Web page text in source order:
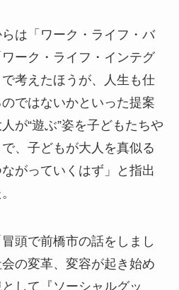
は「ワーク・ライフ・バ
ーク・ライフ・インテグ
考えたほうが、人生も仕
ではないかといった提案
が“遊ぶ”姿を子どもたちや
、子どもが大人を真似る
ながっていくはず」と指出
頭で前橋市の話をしまし
の変革、変容が起き始め
して『ソーシャルグッ